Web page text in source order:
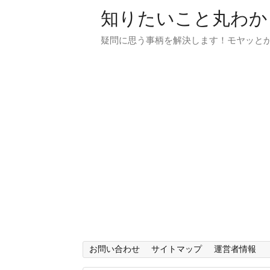
知りたいこと丸わ
疑問に思う事柄を解決します！モヤッと
お問い合わせ サイトマップ 運営者情報